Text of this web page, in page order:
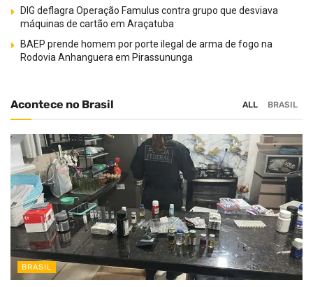
DIG deflagra Operação Famulus contra grupo que desviava
máquinas de cartão em Araçatuba
BAEP prende homem por porte ilegal de arma de fogo na
Rodovia Anhanguera em Pirassununga
Acontece no Brasil ALL BRASIL
BRASIL